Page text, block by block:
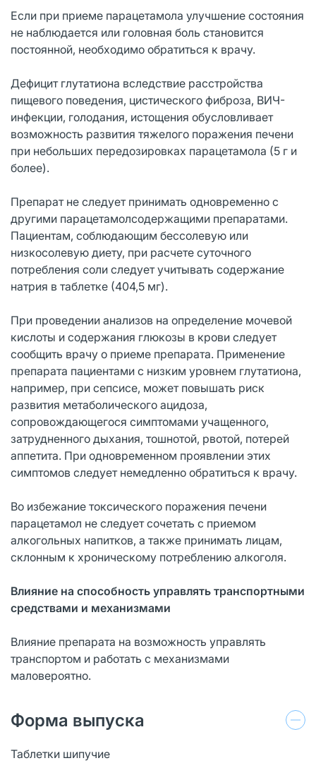
Если при приеме парацетамола улучшение состояния
не наблюдается или головная боль становится
постоянной, необходимо обратиться к врачу.
Дефицит глутатиона вследствие расстройства
пищевого поведения, цистического фиброза, ВИЧ-
инфекции, голодания, истощения обусловливает
возможность развития тяжелого поражения печени
при небольших передозировках парацетамола (5 г и
более).
Препарат не следует принимать одновременно с
другими парацетамолсодержащими препаратами.
Пациентам, соблюдающим бессолевую или
низкосолевую диету, при расчете суточного
потребления соли следует учитывать содержание
натрия в таблетке (404,5 мг).
При проведении анализов на определение мочевой
кислоты и содержания глюкозы в крови следует
сообщить врачу о приеме препарата. Применение
препарата пациентами с низким уровнем глутатиона,
например, при сепсисе, может повышать риск
развития метаболического ацидоза,
сопровождающегося симптомами учащенного,
затрудненного дыхания, тошнотой, рвотой, потерей
аппетита. При одновременном проявлении этих
симптомов следует немедленно обратиться к врачу.
Во избежание токсического поражения печени
парацетамол не следует сочетать с приемом
алкогольных напитков, а также принимать лицам,
склонным к хроническому потреблению алкоголя.
Влияние на способность управлять транспортными
средствами и механизмами
Влияние препарата на возможность управлять
транспортом и работать с механизмами
маловероятно.
Форма выпуска
Таблетки шипучие